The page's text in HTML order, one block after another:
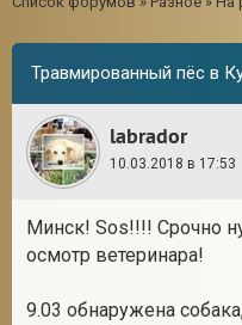
Травмированный пёс в
labrador
10.03.2018 в 17:53
Минск! Sos!!!! Срочно
осмотр ветеринара!
9.03 обнаружена